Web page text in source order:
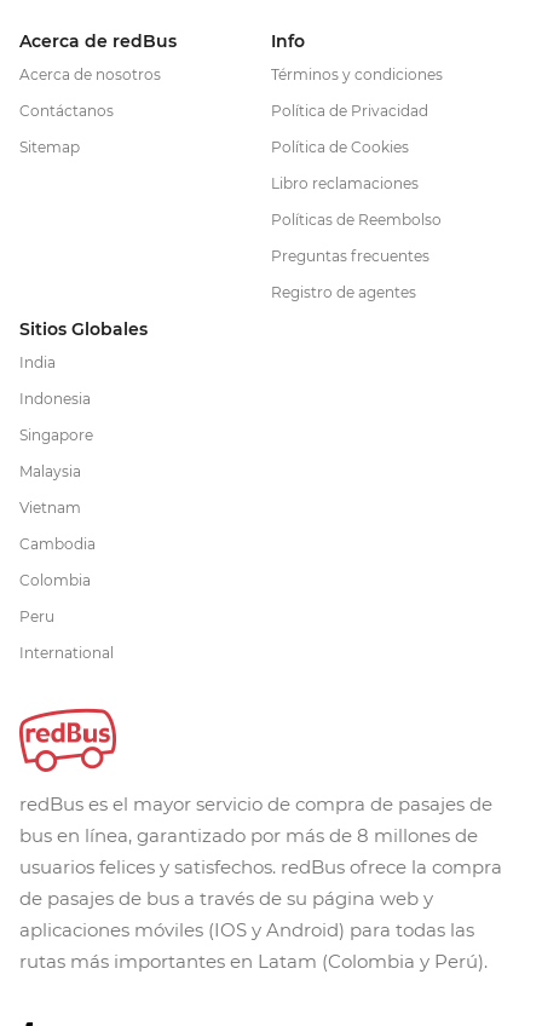
Acerca de redBus
Acerca de nosotros
Contáctanos
Sitemap
Info
Términos y condiciones
Política de Privacidad
Política de Cookies
Libro reclamaciones
Políticas de Reembolso
Preguntas frecuentes
Registro de agentes
Sitios Globales
India
Indonesia
Singapore
Malaysia
Vietnam
Cambodia
Colombia
Peru
International
redBus es el mayor servicio de compra de pasajes de
bus en línea, garantizado por más de 8 millones de
usuarios felices y satisfechos. redBus ofrece la compra
de pasajes de bus a través de su página web y
aplicaciones móviles (IOS y Android) para todas las
rutas más importantes en Latam (Colombia y Perú).